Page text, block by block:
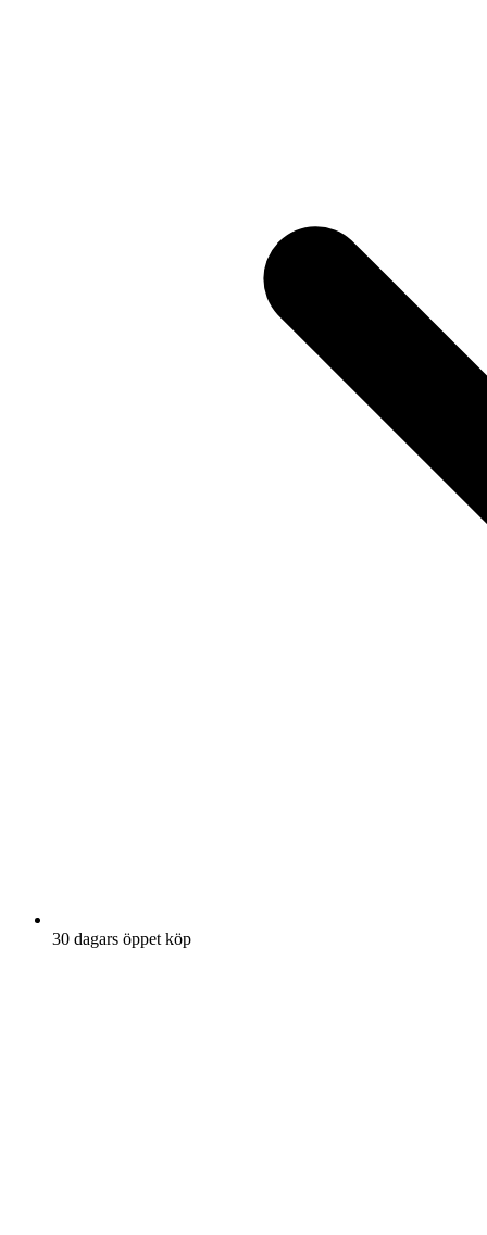
30 dagars öppet köp